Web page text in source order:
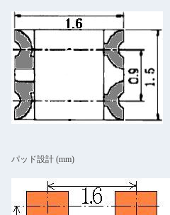
パッド設計 (mm)